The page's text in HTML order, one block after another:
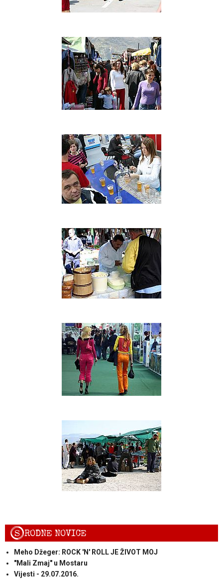
SRODNE NOVICE
Meho Džeger: ROCK 'N' ROLL JE ŽIVOT MOJ
"Mali Zmaj" u Mostaru
Vijesti - 29.07.2016.